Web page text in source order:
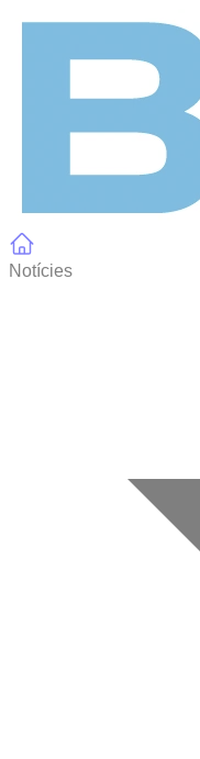
Notícies